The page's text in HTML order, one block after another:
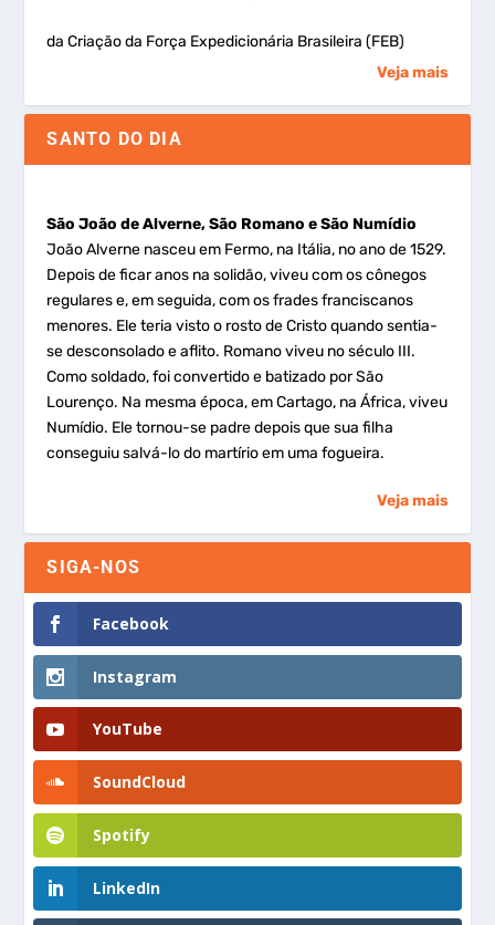
da Criação da Força Expedicionária Brasileira (FEB)
Veja mais
SANTO DO DIA
São João de Alverne, São Romano e São Numídio
João Alverne nasceu em Fermo, na Itália, no ano de 1529.
Depois de ficar anos na solidão, viveu com os cônegos
regulares e, em seguida, com os frades franciscanos
menores. Ele teria visto o rosto de Cristo quando sentia-
se desconsolado e aflito. Romano viveu no século III.
Como soldado, foi convertido e batizado por São
Lourenço. Na mesma época, em Cartago, na África, viveu
Numídio. Ele tornou-se padre depois que sua filha
conseguiu salvá-lo do martírio em uma fogueira.
Veja mais
SIGA-NOS
Facebook
Instagram
YouTube
SoundCloud
Spotify
LinkedIn